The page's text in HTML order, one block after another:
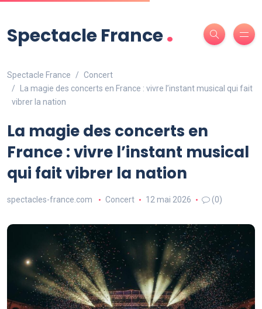
Spectacle France.
Spectacle France
Concert
La magie des concerts en France : vivre l’instant musical qui fait
vibrer la nation
La magie des concerts en
France : vivre l’instant musical
qui fait vibrer la nation
spectacles-france.com Concert 12 mai 2026 (0)